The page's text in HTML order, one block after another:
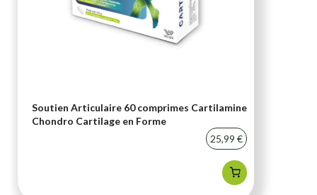
Soutien Articulaire 60 comprimes Cartilamine
Chondro Cartilage en Forme
25,99 €